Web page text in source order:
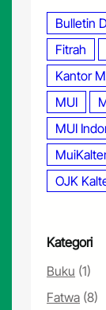
o
k
Bulletin
Fitrah
Kantor
MUI
MUI
OJK
Kategori
Buku (1)
Fatwa (8)